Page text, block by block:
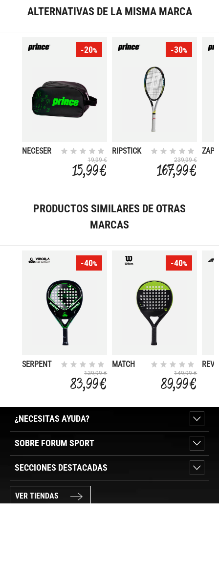
ALTERNATIVAS DE LA MISMA MARCA
-20%
NECESER
19,99 €
15,99 €
-30%
RIPSTICK
239,99 €
167,99 €
PRODUCTOS SIMILARES DE OTRAS
MARCAS
-40%
SERPENT
139,99 €
83,99 €
-40%
MATCH
149,99 €
89,99 €
¿NECESITAS AYUDA?
SOBRE FORUM SPORT
SECCIONES DESTACADAS
VER TIENDAS